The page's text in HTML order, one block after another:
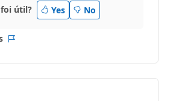
útil? Yes No